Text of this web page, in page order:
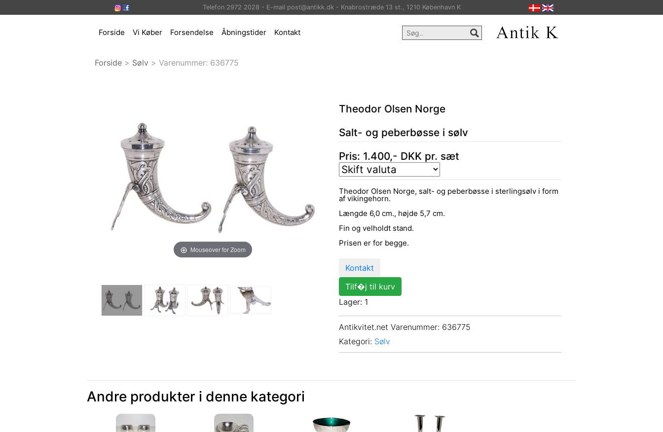
Telefon 2972 2028 - E-mail post@antikk.dk - Knabrostræde 13 st., 1210 København K
Forside Vi Køber Forsendelse Åbningstider Kontakt
Forside > Sølv > Varenummer: 636775
Mouseover for Zoom
Theodor Olsen Norge
Salt- og peberbøsse i sølv
Pris: 1.400,- DKK pr. sæt
Theodor Olsen Norge, salt- og peberbøsse i sterlingsølv i form
af vikingehorn.
Længde 6,0 cm., højde 5,7 cm.
Fin og velholdt stand.
Prisen er for begge.
Kontakt
Tilf�j til kurv
Lager: 1
Antikvitet.net Varenummer: 636775
Kategori: Sølv
Andre produkter i denne kategori